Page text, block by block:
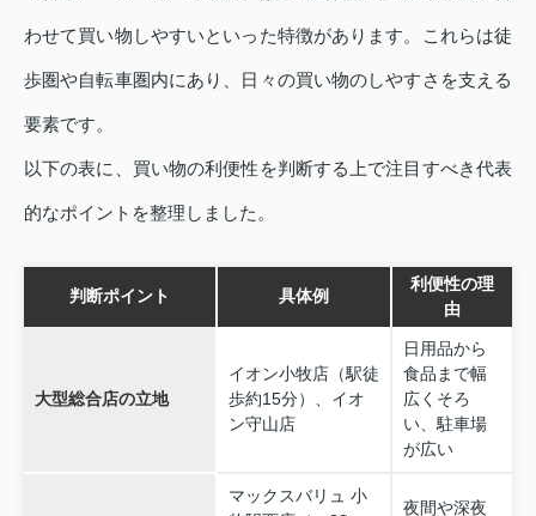
わせて買い物しやすいといった特徴があります。これらは徒
歩圏や自転車圏内にあり、日々の買い物のしやすさを支える
要素です。
以下の表に、買い物の利便性を判断する上で注目すべき代表
的なポイントを整理しました。
判断ポイント 具体例
利便性の理
由
大型総合店の立地
イオン小牧店（駅徒
歩約15分）、イオ
ン守山店
日用品から
食品まで幅
広くそろ
い、駐車場
が広い
マックスバリュ 小
夜間や深夜